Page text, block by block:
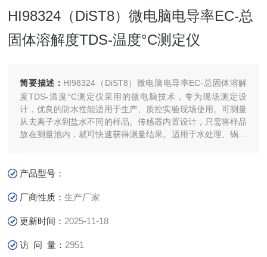
HI98324（DiST8）微电脑电导率EC-总
固体溶解度TDS-温度°C测定仪
简要描述： HI98324（DiST8）微电脑电导率EC-总固体溶解
度TDS-温度°C测定仪采用的微电脑技术，专为现场测定设
计，优良的防水性能适用于生产、质控实验现场使用。可测量
从去离子水到盐水不同的样品。传感器内置设计，只需将样品
放在测量池内，就可快速获得测量结果。适用于水处理、锅炉
产品型号：
厂商性质：生产厂家
更新时间： 2025-11-18
访 问 量： 2951